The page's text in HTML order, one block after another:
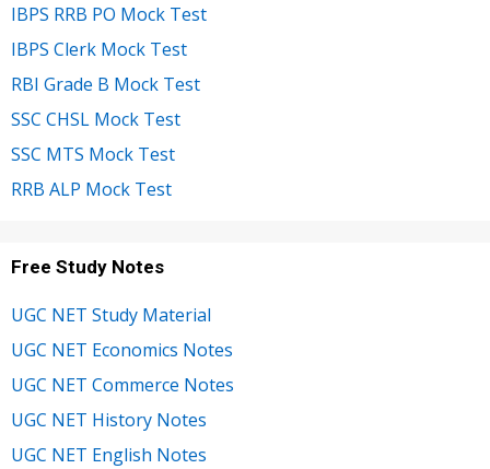
IBPS RRB PO Mock Test
IBPS Clerk Mock Test
RBI Grade B Mock Test
SSC CHSL Mock Test
SSC MTS Mock Test
RRB ALP Mock Test
Free Study Notes
UGC NET Study Material
UGC NET Economics Notes
UGC NET Commerce Notes
UGC NET History Notes
UGC NET English Notes